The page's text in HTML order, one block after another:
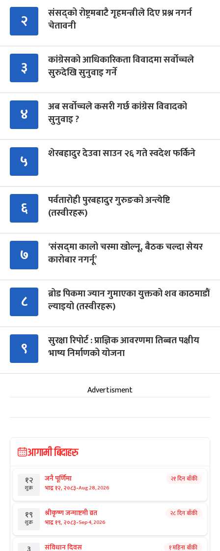
२
संसद्को रोष्ट्रमबाटै गृहमन्त्रीले दिए प्रश्न नगर्न
चेतावनी
३
कांग्रेसको आधिकारिकता विवादमा सर्वोच्चले
सुरुदेखि सुनुवाइ गर्ने
४
अब सर्वोच्चले कसरी गर्छ कांग्रेस विवादको
सुनुवाइ ?
५ शेरबहादुर देउवा साउन २६ गते स्वदेश फर्किने
६
पर्वतारोही पुरबहादुर गुरुङको अन्त्येष्टि
(तस्वीरहरू)
७
‘संसद्‍मा कालो चस्मा खोल्नू, बैठक चल्दा सेयर
कारोबार नगर्नू’
८
ब्रोड पिकमा ज्यान गुमाएका युक्तको शव काठमाडौं
ल्याइयो (तस्वीरहरू)
९
सुरक्षा रिपोर्ट : प्राज्ञिक आवरणमा तिब्बत पक्षीय
भाष्य निर्माणको योजना
Advertisment
आगामी बिदाहरु
१२
शुक्र
जनै पूर्णिमा
भाद्र १२, २०८३-Aug 28, 2026
२१ दिन बाँकी
१९
शुक्र
श्रीकृष्ण जन्माष्टमी व्रत
भाद्र १९, २०८३-Sep 4, 2026
२८ दिन बाँकी
संविधान दिवस १ महिना बाँकी